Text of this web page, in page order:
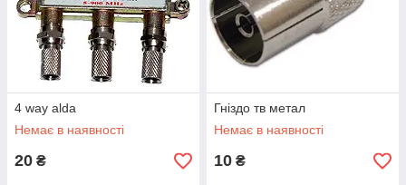
4 way alda
Немає в наявності
20 ₴
Гніздо тв метал
Немає в наявності
10 ₴